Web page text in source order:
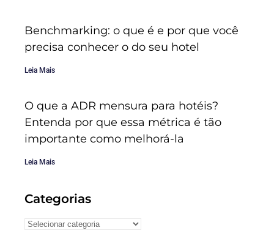
Benchmarking: o que é e por que você
precisa conhecer o do seu hotel
Leia Mais
O que a ADR mensura para hotéis?
Entenda por que essa métrica é tão
importante como melhorá-la
Leia Mais
Categorias